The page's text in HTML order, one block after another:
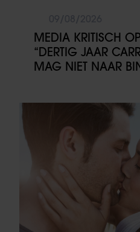
MEDIA KRITISCH
“DERTIG JAAR
MAG NIET NAAR